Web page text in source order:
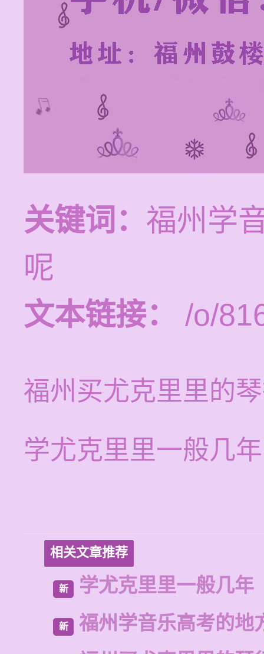
关键词： 福州学
呢
文本链接：
/o/
福州买尤克里里的
学尤克里里一般几年
相关文章推荐
新 学尤克里里一般几年
新
福州学音乐高考的地